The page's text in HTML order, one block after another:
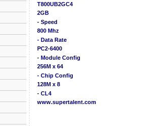
T800UB2GC4
2GB
- Speed
800 Mhz
- Data Rate
PC2-6400
- Module Config
256M x 64
- Chip Config
128M x 8
- CL4
www.supertalent.com